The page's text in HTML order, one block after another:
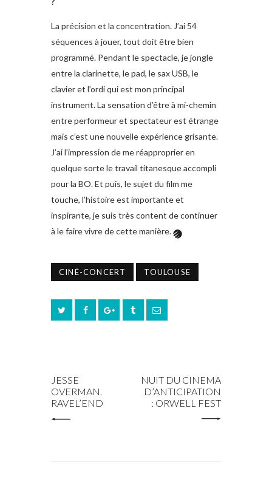
La précision et la concentration. J’ai 54
séquences à jouer, tout doit être bien
programmé. Pendant le spectacle, je jongle
entre la clarinette, le pad, le sax USB, le
clavier et l’ordi qui est mon principal
instrument. La sensation d’être à mi-chemin
entre performeur et spectateur est étrange
mais c’est une nouvelle expérience grisante.
J’ai l’impression de me réapproprier en
quelque sorte le travail titanesque accompli
pour la BO. Et puis, le sujet du film me
touche, l’histoire est importante et
inspirante, je suis très content de continuer
à le faire vivre de cette manière.
CINÉ-CONCERT TOULOUSE
JESSE
OVERMAN.
RAVEL’END
NUIT DU CINEMA
D’ANTICIPATION
: ORWELL FEST